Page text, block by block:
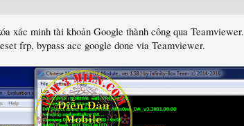
xác minh tài khoản Google thành công qua Teamviewer.
frp, bypass acc google done via Teamviewer.